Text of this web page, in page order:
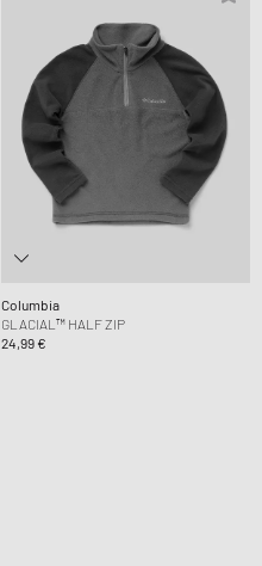
Columbia
GLACIAL™ HALF ZIP
24,99 €